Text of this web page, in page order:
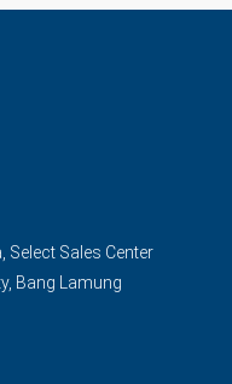
Select Sales Center
Bang Lamung